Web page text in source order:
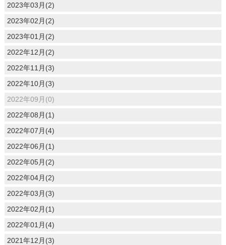
2023年03月(2)
2023年02月(2)
2023年01月(2)
2022年12月(2)
2022年11月(3)
2022年10月(3)
2022年09月(0)
2022年08月(1)
2022年07月(4)
2022年06月(1)
2022年05月(2)
2022年04月(2)
2022年03月(3)
2022年02月(1)
2022年01月(4)
2021年12月(3)